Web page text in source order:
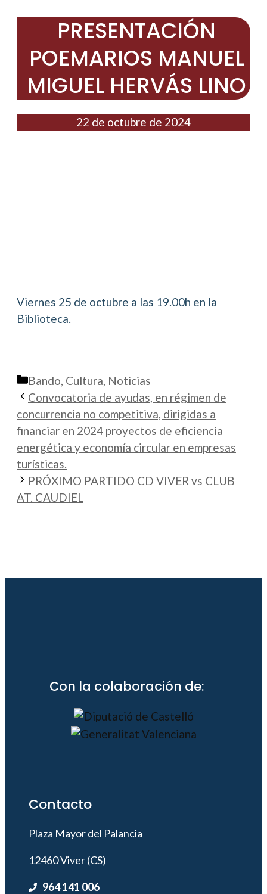
PRESENTACIÓN
POEMARIOS MANUEL
MIGUEL HERVÁS LINO
22 de octubre de 2024
Viernes 25 de octubre a las 19.00h en la
Biblioteca.
Categorías
Bando, Cultura, Noticias
Convocatoria de ayudas, en régimen de
concurrencia no competitiva, dirigidas a
financiar en 2024 proyectos de eficiencia
energética y economía circular en empresas
turísticas.
PRÓXIMO PARTIDO CD VIVER vs CLUB
AT. CAUDIEL
Con la colaboración de:
Contacto
Plaza Mayor del Palancia
12460 Viver (CS)
964 141 006